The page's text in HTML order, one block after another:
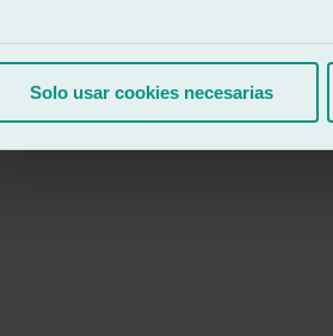
Solo usar cookies necesarias